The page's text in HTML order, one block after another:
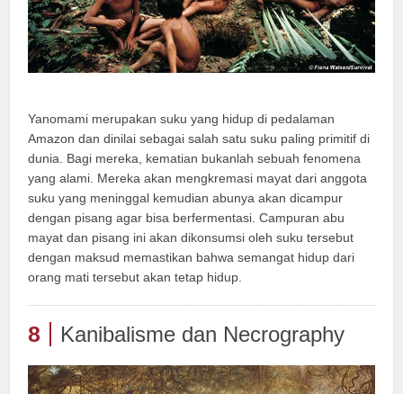
Yanomami merupakan suku yang hidup di pedalaman
Amazon dan dinilai sebagai salah satu suku paling primitif di
dunia. Bagi mereka, kematian bukanlah sebuah fenomena
yang alami. Mereka akan mengkremasi mayat dari anggota
suku yang meninggal kemudian abunya akan dicampur
dengan pisang agar bisa berfermentasi. Campuran abu
mayat dan pisang ini akan dikonsumsi oleh suku tersebut
dengan maksud memastikan bahwa semangat hidup dari
orang mati tersebut akan tetap hidup.
8 Kanibalisme dan Necrography